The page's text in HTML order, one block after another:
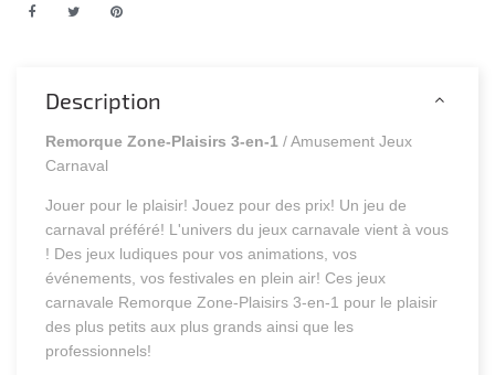
Description
Remorque Zone-Plaisirs 3-en-1 / Amusement Jeux
Carnaval
Jouer pour le plaisir! Jouez pour des prix! Un jeu de
carnaval préféré! L'univers du jeux carnavale vient à vous
! Des jeux ludiques pour vos animations, vos
événements, vos festivales en plein air! Ces jeux
carnavale Remorque Zone-Plaisirs 3-en-1 pour le plaisir
des plus petits aux plus grands ainsi que les
professionnels!